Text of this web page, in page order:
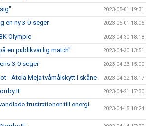
2023-05-01 19:31
en ny 3-0-seger 2023-05-01 18:05
Olympic 2023-04-30 18:18
en publikvänlig match" 2023-04-30 13:51
3-0-seger 2023-04-23 15:00
- Atola Meja tvåmålskytt i skåne 2023-04-22 18:17
IF 2023-04-21 17:30
frustrationen till energi
2023-04-15 18:24